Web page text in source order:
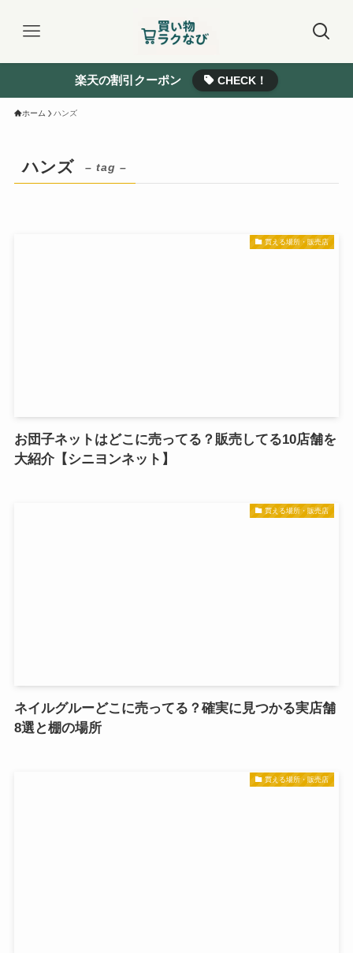
楽天の割引クーポン CHECK！
ホーム ハンズ
ハンズ – tag –
買える場所・販売店
お団子ネットはどこに売ってる？販売してる10店舗を
大紹介【シニヨンネット】
買える場所・販売店
ネイルグルーどこに売ってる？確実に見つかる実店舗
8選と棚の場所
買える場所・販売店